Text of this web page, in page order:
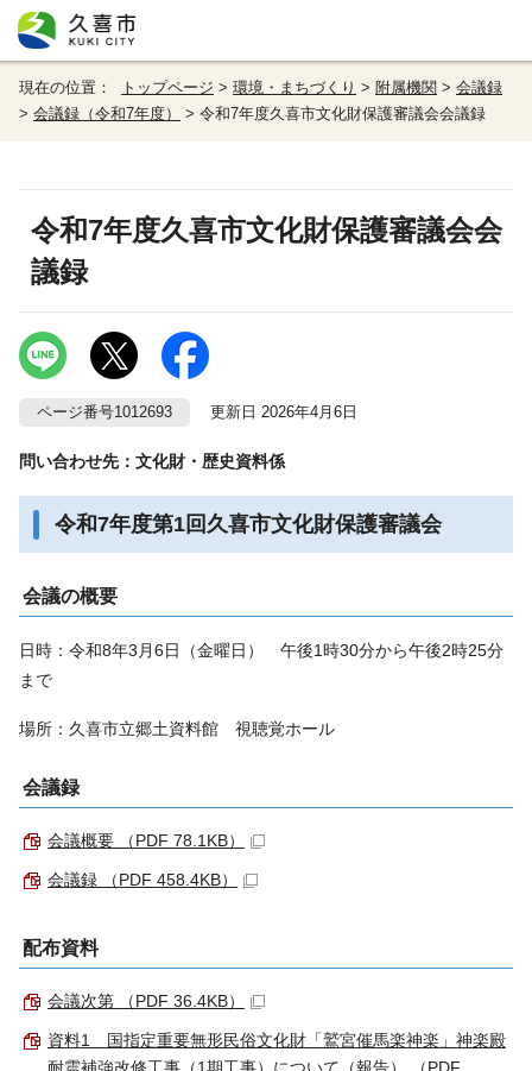
現在の位置： トップページ > 環境・まちづくり > 附属機関 > 会議録
> 会議録（令和7年度） > 令和7年度久喜市文化財保護審議会会議録
令和7年度久喜市文化財保護審議会会
議録
ページ番号1012693 更新日 2026年4月6日
問い合わせ先：文化財・歴史資料係
令和7年度第1回久喜市文化財保護審議会
会議の概要
日時：令和8年3月6日（金曜日） 午後1時30分から午後2時25分
まで
場所：久喜市立郷土資料館 視聴覚ホール
会議録
会議概要 （PDF 78.1KB）
会議録 （PDF 458.4KB）
配布資料
会議次第 （PDF 36.4KB）
資料1 国指定重要無形民俗文化財「鷲宮催馬楽神楽」神楽殿